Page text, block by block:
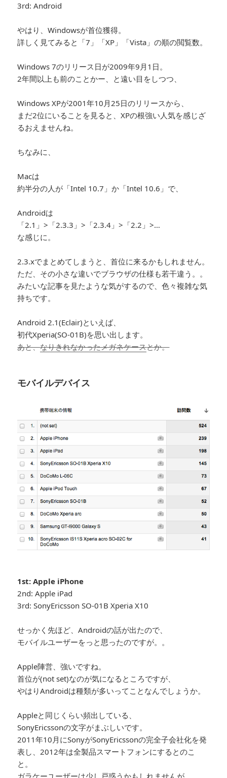
3rd: Android
やはり、Windowsが首位獲得。
詳しく見てみると「7」「XP」「Vista」の順の閲覧数。
Windows 7のリリース日が2009年9月1日。
2年間以上も前のことかー、と遠い目をしつつ、
Windows XPが2001年10月25日のリリースから、
まだ2位にいることを見ると、XPの根強い人気を感じざ
るおえませんね。
ちなみに、
Macは
約半分の人が「Intel 10.7」か「Intel 10.6」で、
Androidは
「2.1」>「2.3.3」>「2.3.4」>「2.2」>…
な感じに。
2.3.xでまとめてしまうと、首位に来るかもしれません。
ただ、その小さな違いでブラウザの仕様も若干違う。。
みたいな記事を見たような気がするので、色々複雑な気
持ちです。
Android 2.1(Eclair)といえば、
初代Xperia(SO-01B)を思い出します。
あと、なりきれなかったメガネケースとか。
モバイルデバイス
1st: Apple iPhone
2nd: Apple iPad
3rd: SonyEricsson SO-01B Xperia X10
せっかく先ほど、Androidの話が出たので、
モバイルユーザーをっと思ったのですが。。
Apple陣営、強いですね。
首位が(not set)なのが気になるところですが、
やはりAndroidは種類が多いってことなんでしょうか。
Appleと同じくらい頻出している、
SonyEricssonの文字がまぶしいです。
2011年10月にSonyがSonyEricssonの完全子会社化を発
表し、2012年は全製品スマートフォンにするとのこ
と。
ガラケーユーザーは少し戸惑うかもしれませんが、